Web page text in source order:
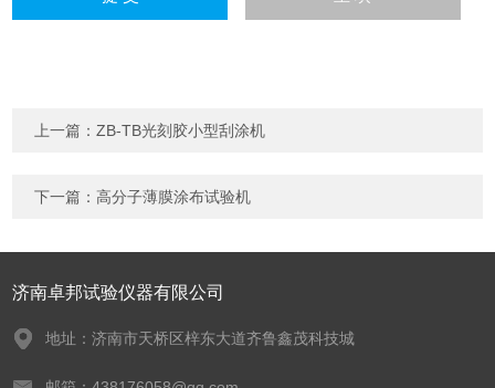
上一篇：ZB-TB光刻胶小型刮涂机
下一篇：高分子薄膜涂布试验机
济南卓邦试验仪器有限公司
地址：济南市天桥区梓东大道齐鲁鑫茂科技城